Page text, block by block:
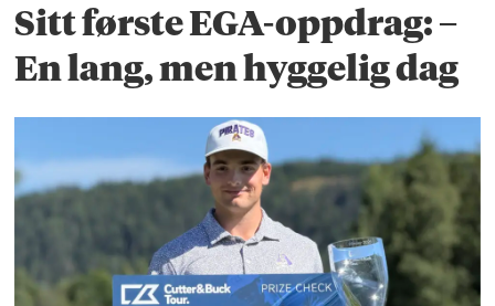
Sitt første EGA-oppdrag: –
En lang, men hyggelig dag